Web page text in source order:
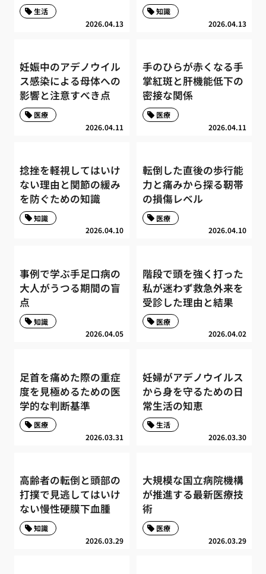
2026.04.13
生活
2026.04.13
知識
妊娠中のアデノウイル
ス感染による母体への
影響と注意すべき点
2026.04.11
医療
手のひらが赤くなる手
掌紅斑と肝機能低下の
密接な関係
2026.04.11
医療
捻挫を軽視してはいけ
ない理由と関節の緩み
を防ぐための知識
2026.04.10
知識
転倒した直後の歩行能
力と痛みから探る靭帯
の損傷レベル
2026.04.10
医療
事例で学ぶ手足口病の
大人がうつる期間の盲
点
2026.04.05
知識
階段で頭を強く打った
私が迷わず救急外来を
受診した理由と結果
2026.04.02
医療
足首を痛めた際の重症
度を見極めるための医
学的な判断基準
2026.03.31
医療
妊婦がアデノウイルス
から身を守るための日
常生活の知恵
2026.03.30
生活
高齢者の転倒と頭部の
打撲で見逃してはいけ
ない慢性硬膜下血腫
2026.03.29
知識
大規模な国立病院機構
が推進する最新医療技
術
2026.03.29
医療